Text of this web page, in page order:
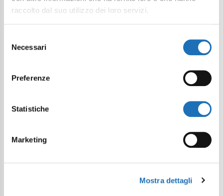
raccolto dal suo utilizzo dei loro servizi.
delNecessari
Preferenze
Statistiche
Marketing
Mostra dettagli